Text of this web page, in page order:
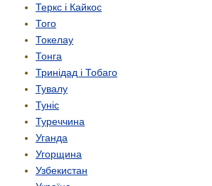
Теркс і Кайкос
Того
Токелау
Тонга
Тринідад і Тобаго
Тувалу
Туніс
Туреччина
Уганда
Угорщина
Узбекистан